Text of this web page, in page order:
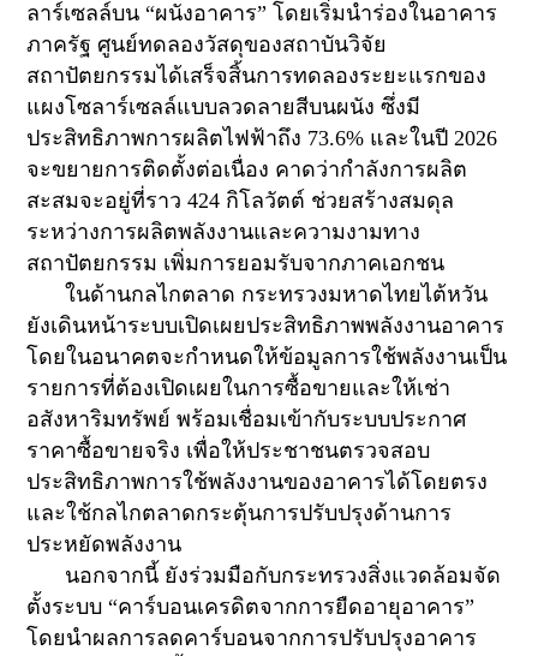
ลาร์เซลล์บน “ผนังอาคาร” โดยเริ่มนำร่องในอาคาร
ภาครัฐ ศูนย์ทดลองวัสดุของสถาบันวิจัย
สถาปัตยกรรมได้เสร็จสิ้นการทดลองระยะแรกของ
แผงโซลาร์เซลล์แบบลวดลายสีบนผนัง ซึ่งมี
ประสิทธิภาพการผลิตไฟฟ้าถึง 73.6% และในปี2026
จะขยายการติดตั้งต่อเนื่อง คาดว่ากำลังการผลิต
สะสมจะอยู่ที่ราว424 กิโลวัตต์ ช่วยสร้างสมดุล
ระหว่างการผลิตพลังงานและความงามทาง
สถาปัตยกรรม เพิ่มการยอมรับจากภาคเอกชน
ในด้านกลไกตลาด กระทรวงมหาดไทยไต้หวัน
ยังเดินหน้าระบบเปิดเผยประสิทธิภาพพลังงานอาคาร
โดยในอนาคตจะกำหนดให้ข้อมูลการใช้พลังงานเป็น
รายการที่ต้องเปิดเผยในการซื้อขายและให้เช่า
อสังหาริมทรัพย์ พร้อมเชื่อมเข้ากับระบบประกาศ
ราคาซื้อขายจริง เพื่อให้ประชาชนตรวจสอบ
ประสิทธิภาพการใช้พลังงานของอาคารได้โดยตรง
และใช้กลไกตลาดกระตุ้นการปรับปรุงด้านการ
ประหยัดพลังงาน
นอกจากนี้ ยังร่วมมือกับกระทรวงสิ่งแวดล้อมจัด
ตั้งระบบ “คาร์บอนเครดิตจากการยืดอายุอาคาร”
โดยนำผลการลดคาร์บอนจากการปรับปรุงอาคาร